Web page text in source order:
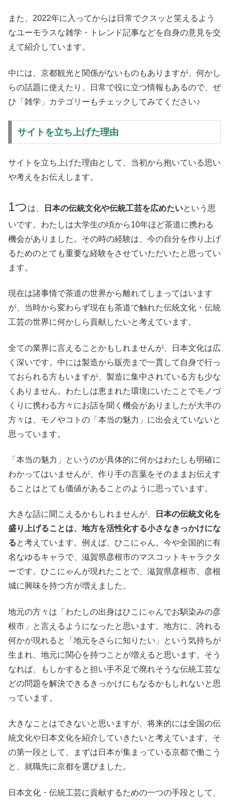
また、2022年に入ってからは日常でクスッと笑えるよう
なユーモラスな雑学・トレンド記事などを自身の意見を交
えて紹介しています。
中には、京都観光と関係がないものもありますが、何かし
らの話題に使えたり、日常で役に立つ情報もあるので、ぜ
ひ「雑学」カテゴリーもチェックしてみてください♪
サイトを立ち上げた理由
サイトを立ち上げた理由として、当初から抱いている思い
や考えをお伝えします。
1つ は、 日本の伝統文化や伝統工芸を広めたいという思
いです。わたしは大学生の頃から10年ほど茶道に携わる
機会がありました。その時の経験は、今の自分を作り上げ
るためのとても重要な経験をさせていただいたと思ってい
ます。
現在は諸事情で茶道の世界から離れてしまってはいます
が、当時から変わらず現在も茶道で触れた伝統文化・伝統
工芸の世界に何かしら貢献したいと考えています。
全ての業界に言えることかもしれませんが、日本文化は広
く深いです。中には製造から販売まで一貫して自身で行っ
ておられる方もいますが、製造に集中されている方も少な
くありません。わたしは恵まれた環境にいたことでモノづ
くりに携わる方々にお話を聞く機会がありましたが大半の
方々は、モノやコトの「本当の魅力」に出会えていないと
思っています。
「本当の魅力」というのが具体的に何かはわたしも明確に
わかってはいませんが、作り手の言葉をそのままお伝えす
ることはとても価値があることのように思っています。
大きな話に聞こえるかもしれませんが、
日本の伝統文化を
盛り上げることは、地方を活性化する小さなきっかけにな
ると考えています。例えば、ひこにゃん。今や全国的に有
名なゆるキャラで、滋賀県彦根市のマスコットキャラクタ
ーです。ひこにゃんが現れたことで、滋賀県彦根市、彦根
城に興味を持つ方が増えました。
地元の方々は「わたしの出身はひこにゃんでお馴染みの彦
根市」と言えるようになったと思います。地方に、誇れる
何かが現れると「地元をさらに知りたい」という気持ちが
生まれ、地元に関心を持つことが増えると思います。そう
なれば、もしかすると担い手不足で廃れそうな伝統工芸な
どの問題を解決できるきっかけにもなるかもしれないと思
っています。
大きなことはできないと思いますが、将来的には全国の伝
統文化や日本文化を紹介していきたいと考えています。そ
の第一段として、まずは日本が集まっている京都で働こう
と、就職先に京都を選びました。
日本文化・伝統工芸に貢献するための一つの手段として、